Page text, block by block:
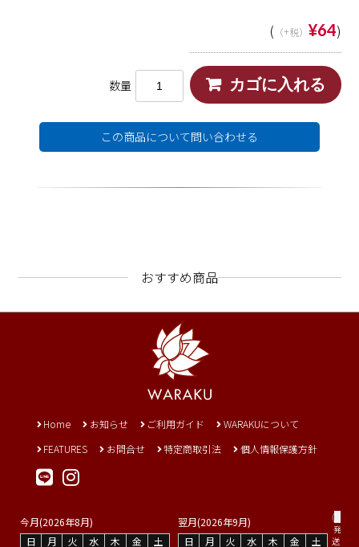
( ¥64)
数量
この商品について問い合わせる
おすすめ商品
Home お知らせ ご利用ガイド
WARAKUについて
FEATURES
お問合せ 特定商取引法 個人情報保護方針
今月(2026年8月)
日
月 火 水 木 金 土
翌月(2026年9月)
日
月 火 水 木 金 土
(
発
送